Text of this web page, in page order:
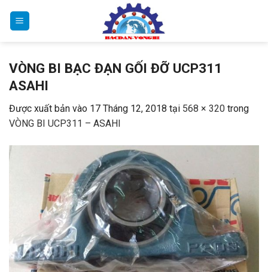
VÒNG BI BẠC ĐẠN GỐI ĐỠ UCP311
ASAHI
Được xuất bản vào 17 Tháng 12, 2018 tại 568 × 320 trong
VÒNG BI UCP311 – ASAHI